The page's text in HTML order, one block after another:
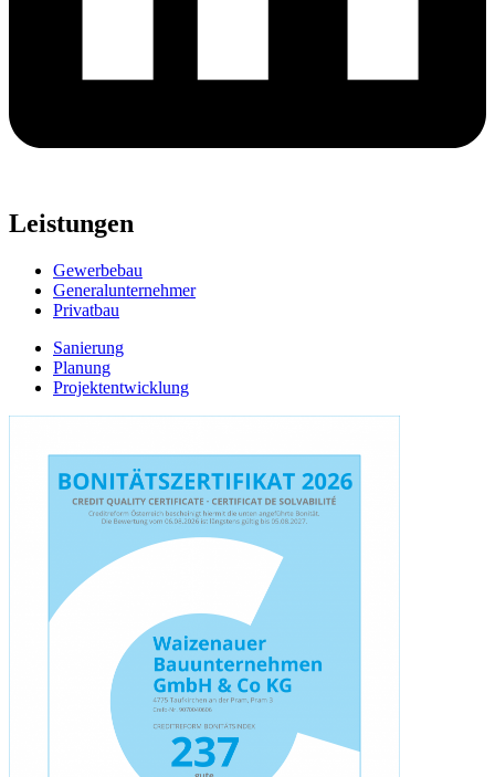
Leistungen
Gewerbebau
Generalunternehmer
Privatbau
Sanierung
Planung
Projektentwicklung